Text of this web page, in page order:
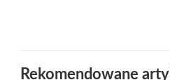
Rekomendowane